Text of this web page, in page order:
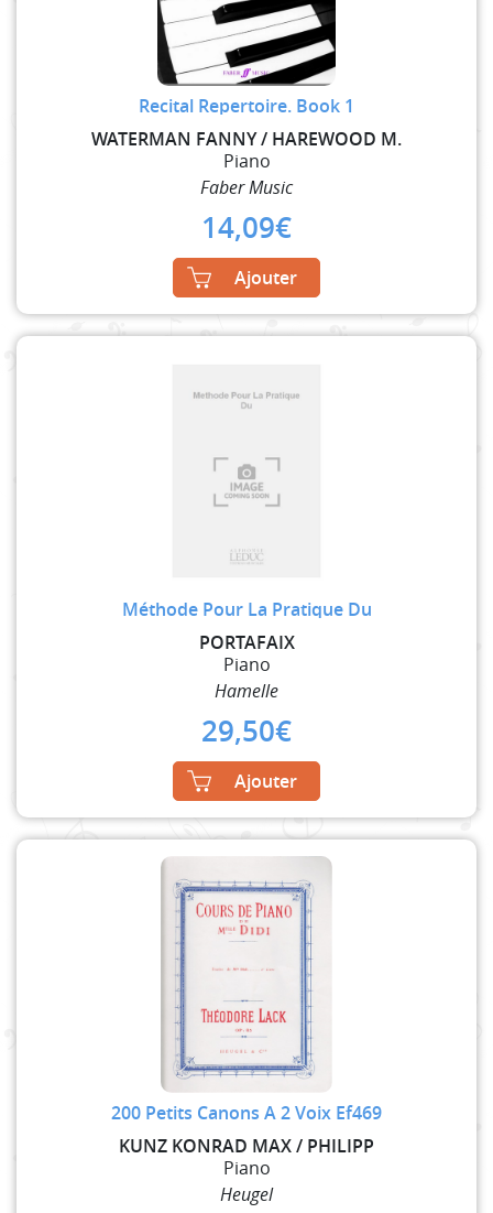
Recital Repertoire. Book 1
WATERMAN FANNY / HAREWOOD M.
Piano
Faber Music
14,09€
Ajouter
Méthode Pour La Pratique Du
PORTAFAIX
Piano
Hamelle
29,50€
Ajouter
200 Petits Canons A 2 Voix Ef469
KUNZ KONRAD MAX / PHILIPP
Piano
Heugel